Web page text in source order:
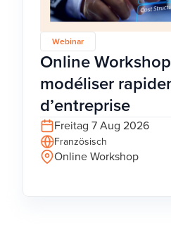
Webinar
Online
modéliser
d’entreprise
Freitag 7 Aug 2026
Französisch
Online Workshop